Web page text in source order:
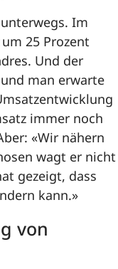
Im
25 Prozent
Und der
man erwarte
immer noch
«Wir nähern
wagt er nicht
gezeigt, dass
kann.»
von